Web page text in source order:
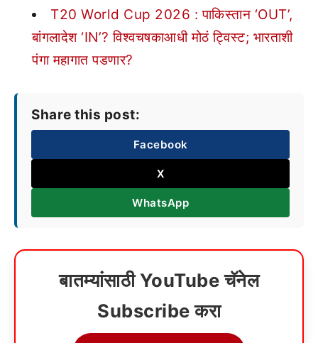
T20 World Cup 2026 : पाकिस्तान ‘OUT’,
बांगलादेश ‘IN’? विश्वचषकाआधी मोठं ट्विस्ट; भारताशी
पंगा महागात पडणार?
Share this post:
Facebook
X
WhatsApp
बातम्यांसाठी YouTube चॅनेल
Subscribe करा